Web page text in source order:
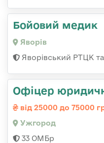
Бойовий медик
Яворів
Яворівський РТЦК
Офіцер
від 25000 до 75000
Ужгород
33 ОМБр